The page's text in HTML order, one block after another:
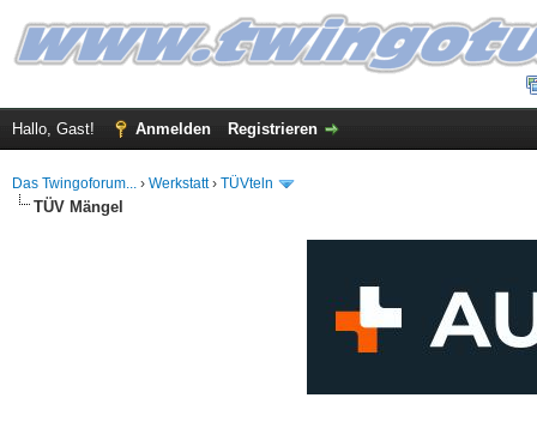
Hallo, Gast! Anmelden Registrieren
Das Twingoforum... › Werkstatt› TÜVteln
TÜV Mängel